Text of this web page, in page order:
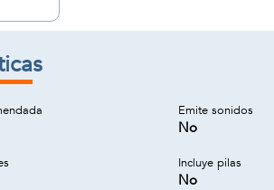
Emite sonidos
No
Incluye pilas
No